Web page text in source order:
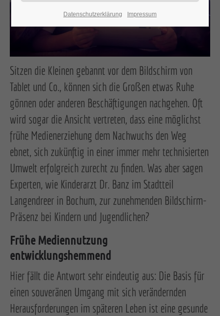
Sitzen die Kleinen gebannt vor dem Bildschirm von
Tablet und Co., können sich die Großen etwas Ruhe
gönnen oder anderen Beschäftigungen nachgehen. Oft
wird sogar die Ansicht vertreten, dass eine möglichst
frühe Medienerziehung dem Nachwuchs den Weg
ebnet, sich zukünftig in einer immer mehr technisierten
Umwelt erfolgreich zurecht zu finden. Was aber sagen
Experten, wie Kinderarzt Dr. Banz im Stadtteil
Langendreer in Bochum, zur zunehmenden Bildschirm-
Präsenz bei Kindern und Jugendlichen?
Frühe Mediennutzung
entwicklungshemmend
Hier fällt die Antwort sehr eindeutig aus: Die Basis für
einen souveränen Umgang mit sich verändernden
Herausforderungen im späteren Leben ist eine gesunde
Datenschutzerklärung Impressum